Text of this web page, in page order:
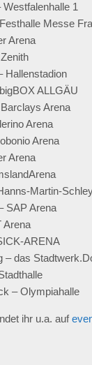
1
Messe
Arena
Hallenstadion
ALLGÄU
Arena
Arena
Arena
Arena
Martin-
SAP Arena
Arena
ARENA
– das
– Olympiahalle
ihr u.a. auf